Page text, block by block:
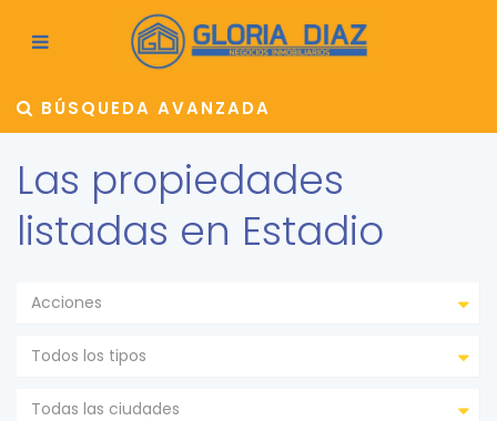
BÚSQUEDA AVANZADA
Las propiedades
listadas en Estadio
Acciones
Todos los tipos
Todas las ciudades